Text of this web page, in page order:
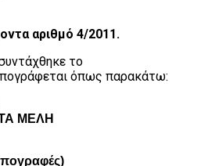
αριθμό 4/2011.
το
όπως παρακάτω:
ΜΕΛΗ